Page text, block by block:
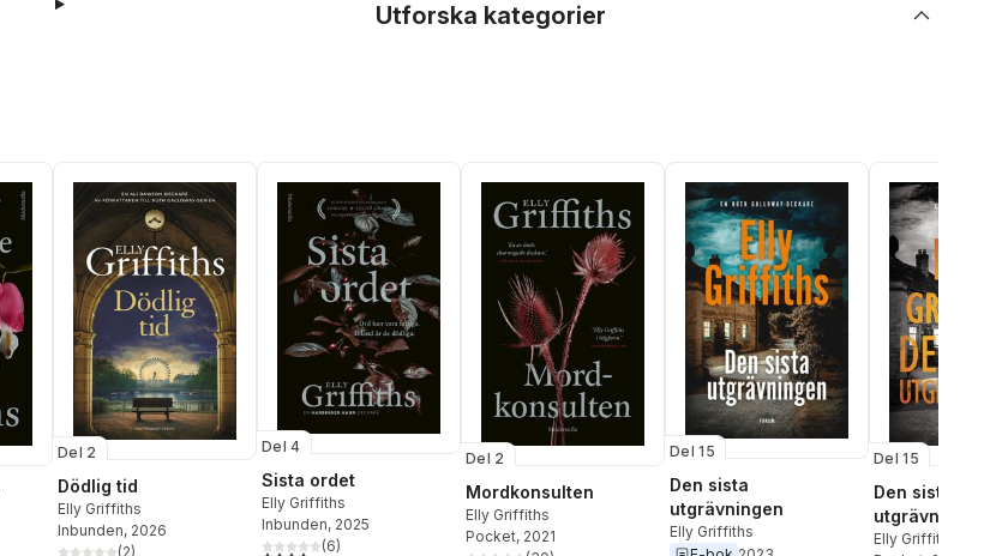
Utforska kategorier
Del 2
Dödlig tid
Elly Griffiths
Inbunden, 2026
(2)
Del 4
Sista ordet
Elly Griffiths
Inbunden, 2025
(6)
Del 2
Mordkonsulten
Elly Griffiths
Pocket, 2021
Del 15
Den sista
utgrävningen
Elly Griffiths
Del 15
Den sista
utgrävningen
Elly Griffiths